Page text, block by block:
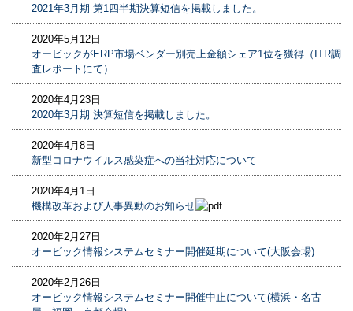
2021年3月期 第1四半期決算短信を掲載しました。
2020年5月12日
オービックがERP市場ベンダー別売上金額シェア1位を獲得（ITR調
査レポートにて）
2020年4月23日
2020年3月期 決算短信を掲載しました。
2020年4月8日
新型コロナウイルス感染症への当社対応について
2020年4月1日
機構改革および人事異動のお知らせ
2020年2月27日
オービック情報システムセミナー開催延期について(大阪会場)
2020年2月26日
オービック情報システムセミナー開催中止について(横浜・名古